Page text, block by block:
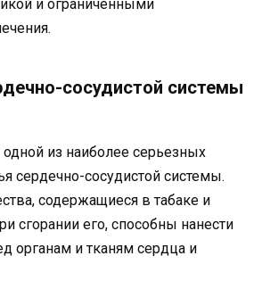
и ограниченными
сосудистой системы
одной из наиболее серьезных
сердечно-сосудистой системы.
содержащиеся в табаке и
сгорании его, способны нанести
органам и тканям сердца и